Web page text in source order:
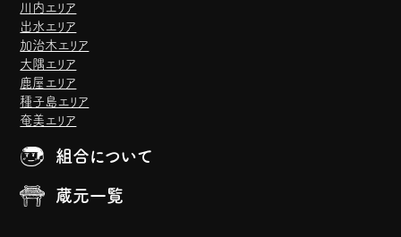
川内エリア
出水エリア
加治木エリア
大隅エリア
鹿屋エリア
種子島エリア
奄美エリア
組合について
蔵元一覧